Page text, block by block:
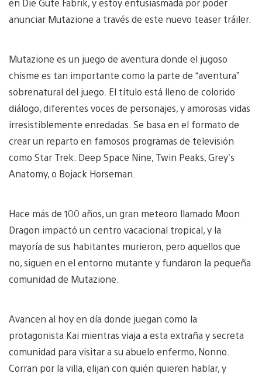
anunciar Mutazione a través de este nuevo teaser tráiler.
Mutazione es un juego de aventura donde el jugoso
chisme es tan importante como la parte de “aventura”
sobrenatural del juego. El título está lleno de colorido
diálogo, diferentes voces de personajes, y amorosas vidas
irresistiblemente enredadas. Se basa en el formato de
crear un reparto en famosos programas de televisión
como Star Trek: Deep Space Nine, Twin Peaks, Grey’s
Anatomy, o Bojack Horseman.
Hace más de 100 años, un gran meteoro llamado Moon
Dragon impactó un centro vacacional tropical, y la
mayoría de sus habitantes murieron, pero aquellos que
no, siguen en el entorno mutante y fundaron la pequeña
comunidad de Mutazione.
Avancen al hoy en día donde juegan como la
protagonista Kai mientras viaja a esta extraña y secreta
comunidad para visitar a su abuelo enfermo, Nonno.
Corran por la villa, elijan con quién quieren hablar, y